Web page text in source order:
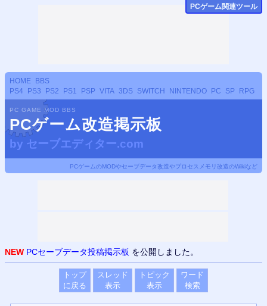
HOME
BBS
PS4
PS3 PS2 PS1 PSP VITA 3DS SWITCH NINTENDO PC SP RPG
PC GAME MOD BBS
PCゲーム改造掲示板
by セーブエディター.com
PCゲームのMODやセーブデータ改造やプロセスメモリ改造のWikiなど
NEW PCセーブデータ投稿掲示板 を公開しました。
トップ
に戻る
スレッド
表示
トピック
表示
ワード
検索
PCゲーム関連ツール